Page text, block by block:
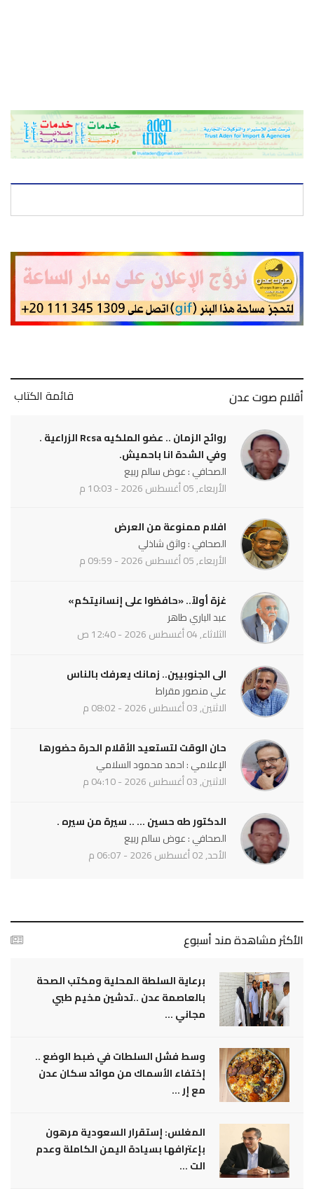
أقلام صوت عدن قائمة الكتاب
روائح الزمان .. عضو الملكيه Rcsa الزراعية .
وفي الشدة انا باحميش.
الصحافي : عوض سالم ربيع
الأربعاء, 05 أغسطس 2026 - 10:03 م
افلام ممنوعة من العرض
الصحافي : واثق شاذلي
الأربعاء, 05 أغسطس 2026 - 09:59 م
غزة أولاً.. «حافظوا على إنسانيتكم»
عبد الباري طاهر
الثلاثاء, 04 أغسطس 2026 - 12:40 ص
الى الجنوبيين.. زمانك يعرفك بالناس
علي منصور مقراط
الاثنين, 03 أغسطس 2026 - 08:02 م
حان الوقت لتستعيد الأقلام الحرة حضورها
الإعلامي : احمد محمود السلامي
الاثنين, 03 أغسطس 2026 - 04:10 م
الدكتور طه حسين ... .. سيرة من سيره .
الصحافي : عوض سالم ربيع
الأحد, 02 أغسطس 2026 - 06:07 م
الأكثر مشاهدة مند أسبوع
برعاية السلطة المحلية ومكتب الصحة
بالعاصمة عدن ..تدشين مخيم طبي
مجاني ...
وسط فشل السلطات في ضبط الوضع ..
إختفاء الأسماك من موائد سكان عدن
مع إر ...
المغلس: إستقرار السعودية مرهون
بإعترافها بسيادة اليمن الكاملة وعدم
الت ...